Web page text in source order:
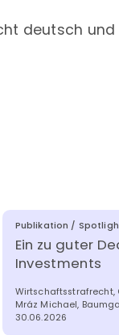
deutsch und
Publikation /
Ein zu guter
Investments
Wirtschaftsstrafrecht,
Mráz Michael,
30.06.2026